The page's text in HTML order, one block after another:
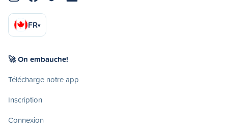
FR▾
🚀 On embauche!
Télécharge notre app
Inscription
Connexion